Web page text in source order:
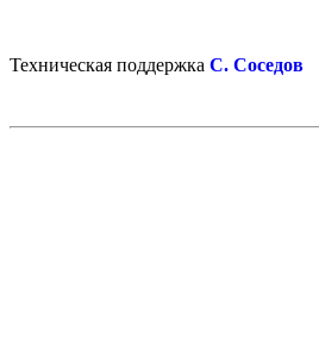
Техническая поддержка С. Соседов